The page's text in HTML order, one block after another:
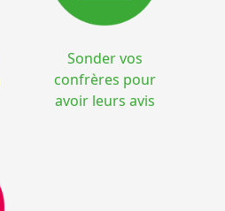
Sonder vos
confrères pour
avoir leurs avis